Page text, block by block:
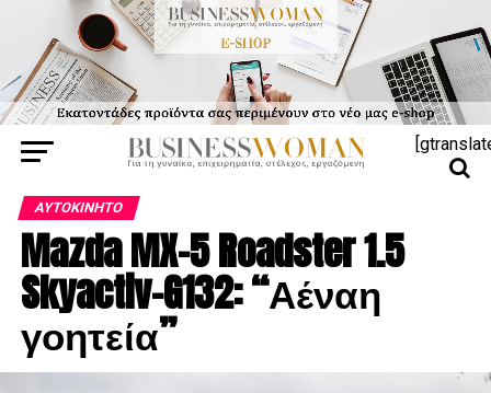
ΑΥΤΟΚΊΝΗΤΟ
Mazda MX-5 Roadster 1.5
Skyactiv-G132: “Αέναη
γοητεία”